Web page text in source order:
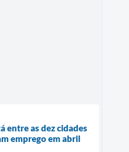
entre as dez cidades
emprego em abril